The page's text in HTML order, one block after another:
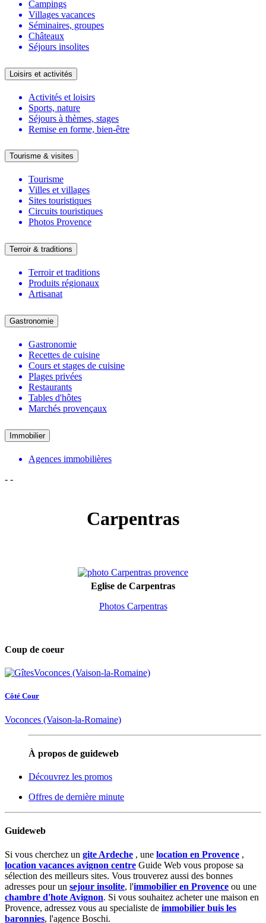
Campings
Villages vacances
Séminaires, groupes
Châteaux
Séjours insolites
Loisirs et activités
Activités et loisirs
Sports, nature
Séjours à thèmes, stages
Remise en forme, bien-être
Tourisme & visites
Tourisme
Villes et villages
Sites touristiques
Circuits touristiques
Photos Provence
Terroir & traditions
Terroir et traditions
Produits régionaux
Artisanat
Gastronomie
Gastronomie
Recettes de cuisine
Cours et stages de cuisine
Plages privées
Restaurants
Tables d'hôtes
Marchés provençaux
Immobilier
Agences immobilières
- -
Carpentras
Eglise de Carpentras
Photos Carpentras
Coup de coeur
Côté Cour
Voconces (Vaison-la-Romaine)
À propos de guideweb
Découvrez les promos
Offres de dernière minute
Guideweb
Si vous cherchez un gite Ardeche , une location en Provence ,
location vacances avignon centre Guide Web vous propose sa
sélection des meilleurs sites. Vous trouverez aussi des bonnes
adresses pour un sejour insolite, l'immobilier en Provence ou une
chambre d'hote Avignon. Si vous souhaitez acheter une maison en
Provence, adressez vous au specialiste de immobilier buis les
baronnies, l'agence Boschi.